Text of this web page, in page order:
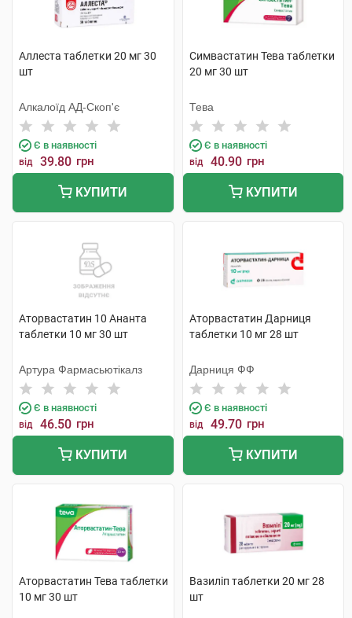
Аллеста таблетки 20 мг 30
шт
Алкалоїд АД-Скоп'є
Є в наявності
від 39.80 грн
КУПИТИ
Симвастатин Тева таблетки
20 мг 30 шт
Тева
Є в наявності
від 40.90 грн
КУПИТИ
Аторвастатин 10 Ананта
таблетки 10 мг 30 шт
Артура Фармасьютікалз
Є в наявності
від 46.50 грн
КУПИТИ
Аторвастатин Дарниця
таблетки 10 мг 28 шт
Дарниця ФФ
Є в наявності
від 49.70 грн
КУПИТИ
Аторвастатин Тева таблетки
10 мг 30 шт
Вазиліп таблетки 20 мг 28
шт